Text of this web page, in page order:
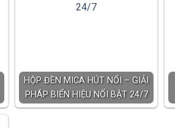
HỘP ĐÈN MICA HÚT NỔI – GIẢI
PHÁP BIỂN HIỆU NỔI BẬT 24/7